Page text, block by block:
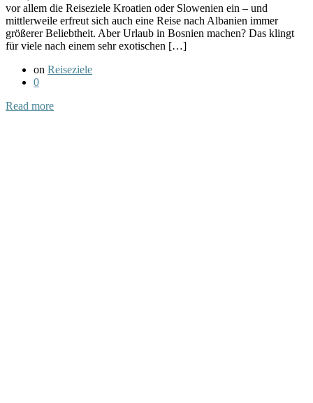
vor allem die Reiseziele Kroatien oder Slowenien ein – und
mittlerweile erfreut sich auch eine Reise nach Albanien immer
größerer Beliebtheit. Aber Urlaub in Bosnien machen? Das klingt
für viele nach einem sehr exotischen […]
on Reiseziele
0
Read more